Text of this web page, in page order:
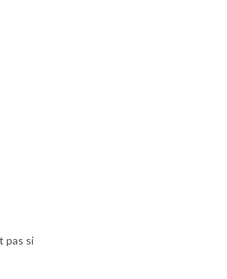
pas si